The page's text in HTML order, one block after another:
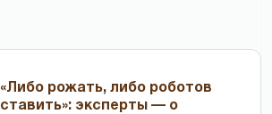
«Либо рожать, либо роботов
ставить»: эксперты — о